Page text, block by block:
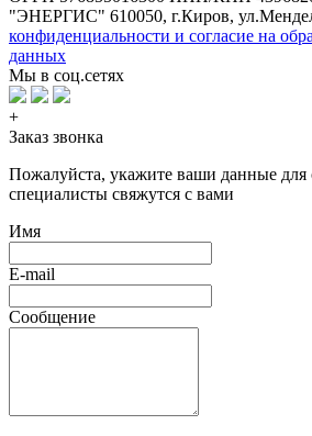
"ЭНЕРГИС" 610050, г.Киров,
конфиденциальности и согласие на
данных
Мы в соц.сетях
+
Заказ звонка
Пожалуйста, укажите ваши данные для
специалисты свяжутся с вами
Имя
E-mail
Сообщение